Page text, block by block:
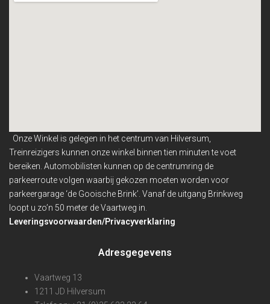
Onze Winkel is gelegen in het centrum van Hilversum,
Treinreizigers kunnen onze winkel binnentien minuten te voet
bereiken. Automobilisten kunnen op de centrumring de
parkeerroute volgen waarbij gekozen moeten worden voor
parkeergarage ‘de Gooische Brink’. Vanaf de uitgang Brinkweg
loopt u zo’n 50 meter de Vaartweg in.
Leveringsvoorwaarden/Privacyverklaring
Adresgegevens
Vaartweg 13
1211 JD Hilversum